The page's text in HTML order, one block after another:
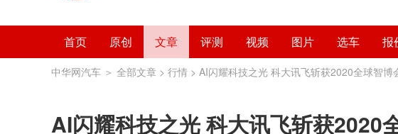
首页 原创 文章 评测 视频 图片 选车 报
中华网汽车 ＞ 全部文章 > 行情 > AI闪耀科技之光 科大讯飞斩获2020全球智博
AI闪耀科技之光 科大讯飞斩获2020